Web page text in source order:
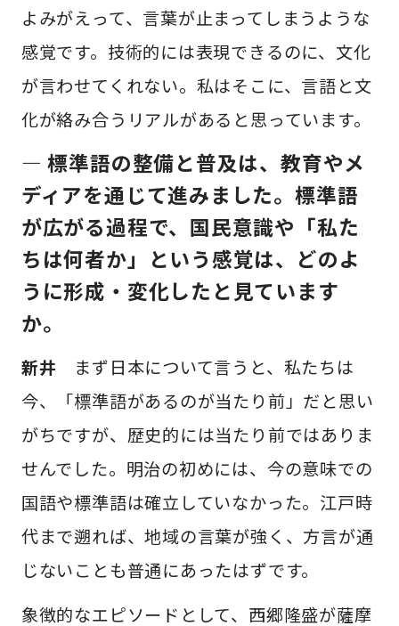
よみがえって、言葉が止まってしまうような
感覚です。技術的には表現できるのに、文化
が言わせてくれない。私はそこに、言語と文
化が絡み合うリアルがあると思っています。
— 標準語の整備と普及は、教育やメ
ディアを通じて進みました。標準語
が広がる過程で、国民意識や「私た
ちは何者か」という感覚は、どのよ
うに形成・変化したと見ています
か。
新井 まず日本について言うと、私たちは
今、「標準語があるのが当たり前」だと思い
がちですが、歴史的には当たり前ではありま
せんでした。明治の初めには、今の意味での
国語や標準語は確立していなかった。江戸時
代まで遡れば、地域の言葉が強く、方言が通
じないことも普通にあったはずです。
象徴的なエピソードとして、西郷隆盛が薩摩